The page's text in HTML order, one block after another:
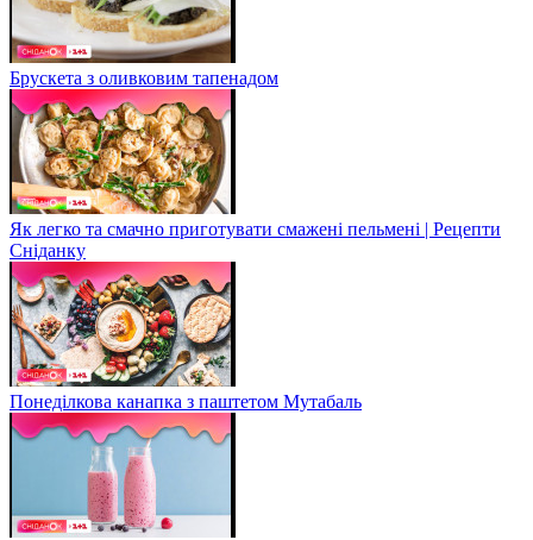
Брускета з оливковим тапенадом
Як легко та смачно приготувати смажені пельмені | Рецепти
Сніданку
Понеділкова канапка з паштетом Мутабаль